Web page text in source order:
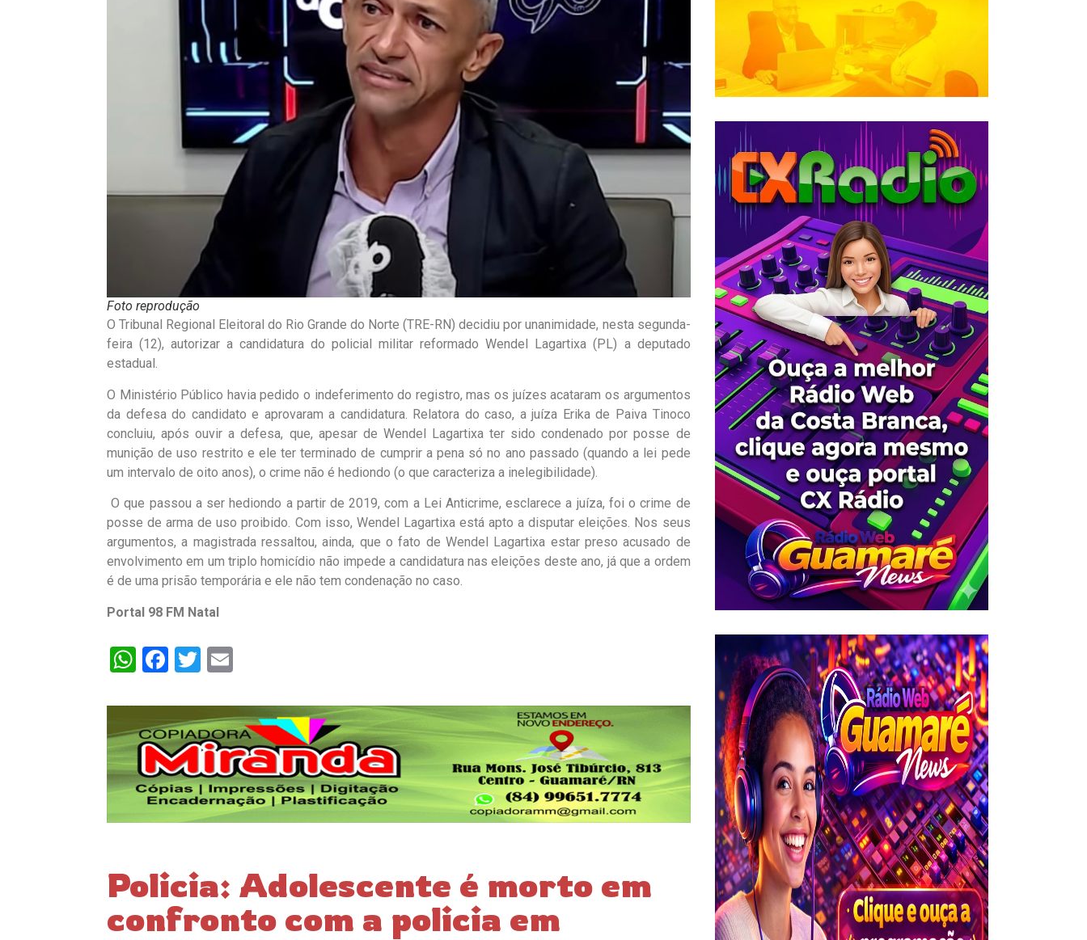
Foto reprodução
O Tribunal Regional Eleitoral do Rio Grande do Norte (TRE-RN) decidiu por unanimidade, nesta segunda-
feira (12), autorizar a candidatura do policial militar reformado Wendel Lagartixa (PL) a deputado
estadual.
O Ministério Público havia pedido o indeferimento do registro, mas os juízes acataram os argumentos
da defesa do candidato e aprovaram a candidatura. Relatora do caso, a juíza Erika de Paiva Tinoco
concluiu, após ouvir a defesa, que, apesar de Wendel Lagartixa ter sido condenado por posse de
munição de uso restrito e ele ter terminado de cumprir a pena só no ano passado (quando a lei pede
um intervalo de oito anos), o crime não é hediondo (o que caracteriza a inelegibilidade).
O que passou a ser hediondo a partir de 2019, com a Lei Anticrime, esclarece a juíza, foi o crime de
posse de arma de uso proibido. Com isso, Wendel Lagartixa está apto a disputar eleições. Nos seus
argumentos, a magistrada ressaltou, ainda, que o fato de Wendel Lagartixa estar preso acusado de
envolvimento em um triplo homicídio não impede a candidatura nas eleições deste ano, já que a ordem
é de uma prisão temporária e ele não tem condenação no caso.
Portal 98 FM Natal
WhatsApp
Facebook
Twitter
Policia: Adolescente é morto em
confronto com a policia em